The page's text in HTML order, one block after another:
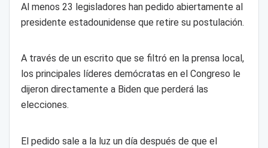
Al menos 23 legisladores han pedido abiertamente al
presidente estadounidense que retire su postulación.
A través de un escrito que se filtró en la prensa local,
los principales líderes demócratas en el Congreso le
dijeron directamente a Biden que perderá las
elecciones.
El pedido sale a la luz un día después de que el